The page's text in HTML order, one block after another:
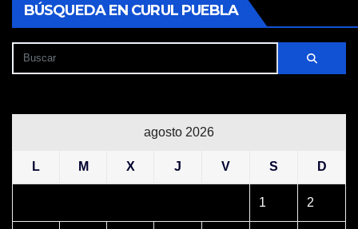
BÚSQUEDA EN CURUL PUEBLA
agosto 2026
L M X J V S D
1 2